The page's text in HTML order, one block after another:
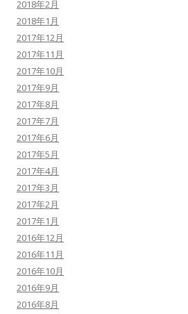
2018年2月
2018年1月
2017年12月
2017年11月
2017年10月
2017年9月
2017年8月
2017年7月
2017年6月
2017年5月
2017年4月
2017年3月
2017年2月
2017年1月
2016年12月
2016年11月
2016年10月
2016年9月
2016年8月